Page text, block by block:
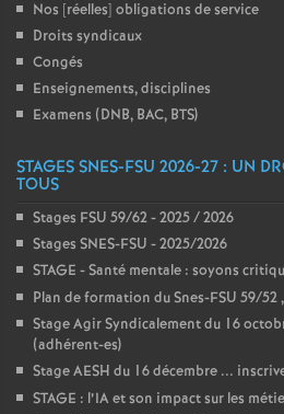
Nos [réelles] obligations de service
Droits syndicaux
Congés
Enseignements, disciplines
Examens (DNB, BAC, BTS)
STAGES SNES-FSU 2026-27 : UN
TOUS
Stages FSU 59/62 - 2025 / 2026
Stages SNES-FSU - 2025/2026
STAGE - Santé mentale : soyons
Plan de formation du Snes-FSU 59/52
Stage Agir Syndicalement du 16
(adhérent-es)
Stage AESH du 16 décembre ...
STAGE : l’IA et son impact sur les